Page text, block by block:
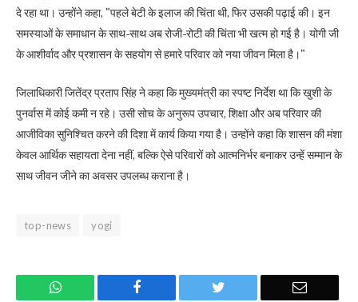
दे रहा था। उन्होंने कहा, "पहले बेटी के इलाज की चिंता थी, फिर उसकी पढ़ाई की। इन
समस्याओं के समाधान के साथ-साथ अब रोजी-रोटी की चिंता भी खत्म हो गई है। योगी जी
के आशीर्वाद और प्रशासन के सहयोग से हमारे परिवार को नया जीवन मिला है।"
जिलाधिकारी जितेंद्र प्रताप सिंह ने कहा कि मुख्यमंत्री का स्पष्ट निर्देश था कि खुशी के
पुनर्वास में कोई कमी न रहे। उसी सोच के अनुरूप उपचार, शिक्षा और अब परिवार की
आजीविका सुनिश्चित करने की दिशा में कार्य किया गया है। उन्होंने कहा कि शासन की मंशा
केवल आर्थिक सहायता देना नहीं, बल्कि ऐसे परिवारों को आत्मनिर्भर बनाकर उन्हें सम्मान के
साथ जीवन जीने का अवसर उपलब्ध कराना है।
top-news yogi
WhatsApp Facebook Twitter Email